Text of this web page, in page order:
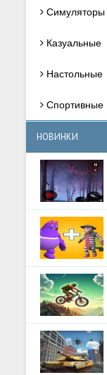
Симуляторы
Казуальные
Настольные
Спортивные
НОВИНКИ